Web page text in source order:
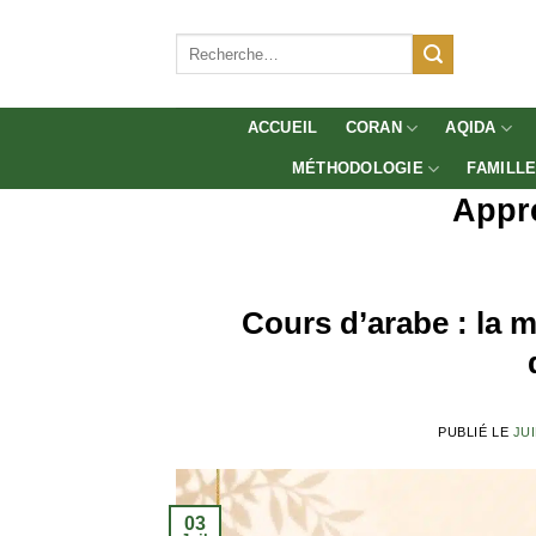
ACCUEIL CORAN AQIDA
MÉTHODOLOGIE FAMILLE
Cours d’arabe : la
PUBLIÉ LE
03